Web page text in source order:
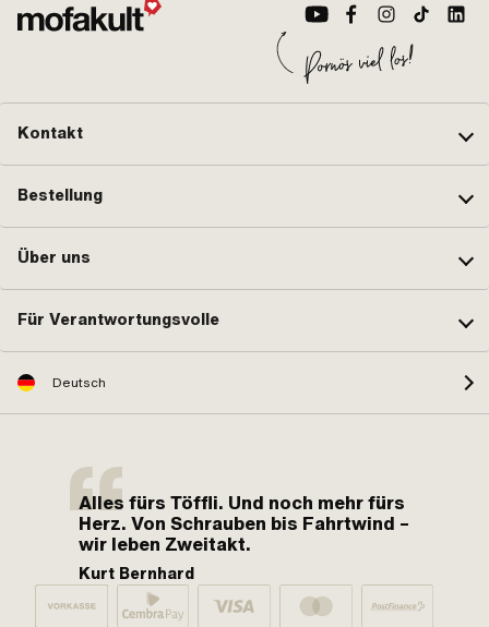
Kontakt
Bestellung
Über uns
Für Verantwortungsvolle
Deutsch
Alles fürs Töffli. Und noch mehr fürs
Herz. Von Schrauben bis Fahrtwind –
wir leben Zweitakt.
Kurt Bernhard